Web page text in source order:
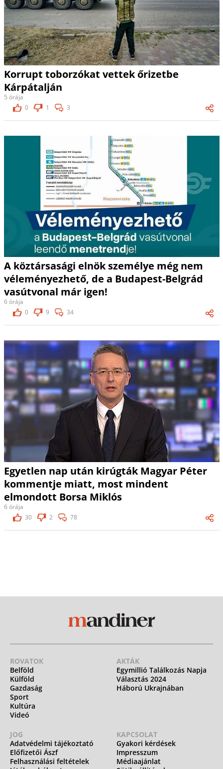
Korrupt toborzókat vettek őrizetbe
Kárpátalján
5 órája
0
1 3
A köztársasági elnök személye még nem
véleményezhető, de a Budapest-Belgrád
vasútvonal már igen!
6 órája
0
9 34
Egyetlen nap után kirúgták Magyar Péter
kommentje miatt, most mindent
elmondott Borsa Miklós
6 órája
30
2 78
ROVATOK
Belföld
Külföld
Gazdaság
Sport
Kultúra
Videó
AKTÁK
Egymillió Találkozás Napja
Választás 2024
Háború Ukrajnában
JOG
Adatvédelmi tájékoztató
Előfizetői Ászf
Felhasználási feltételek
KAPCSOLAT
Gyakori kérdések
Impresszum
Médiaajánlat